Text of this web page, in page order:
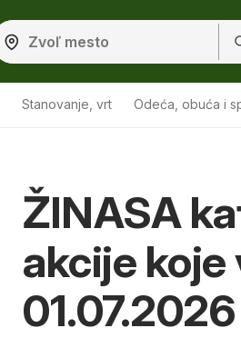
Stanovanje, vrt Odeća, obuća i
ŽINASA
akcije
01.07.2026